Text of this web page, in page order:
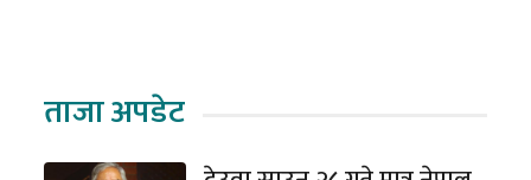
ताजा अपडेट